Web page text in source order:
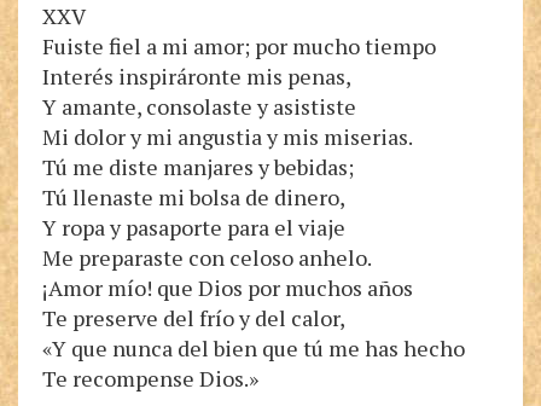
XXV
Fuiste fiel a mi amor; por mucho tiempo
Interés inspiráronte mis penas,
Y amante, consolaste y asististe
Mi dolor y mi angustia y mis miserias.
Tú me diste manjares y bebidas;
Tú llenaste mi bolsa de dinero,
Y ropa y pasaporte para el viaje
Me preparaste con celoso anhelo.
¡Amor mío! que Dios por muchos años
Te preserve del frío y del calor,
«Y que nunca del bien que tú me has hecho
Te recompense Dios.»